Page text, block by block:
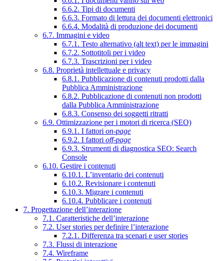
6.6.2. Tipi di documenti
6.6.3. Formato di lettura dei documenti elettronici
6.6.4. Modalità di produzione dei documenti
6.7. Immagini e video
6.7.1. Testo alternativo (alt text) per le immagini
6.7.2. Sottotitoli per i video
6.7.3. Trascrizioni per i video
6.8. Proprietà intellettuale e privacy
6.8.1. Pubblicazione di contenuti prodotti dalla
Pubblica Amministrazione
6.8.2. Pubblicazione di contenuti non prodotti
dalla Pubblica Amministrazione
6.8.3. Consenso dei soggetti ritratti
6.9. Ottimizzazione per i motori di ricerca (SEO)
6.9.1. I fattori on-page
6.9.2. I fattori off-page
6.9.3. Strumenti di diagnostica SEO: Search
Console
6.10. Gestire i contenuti
6.10.1. L’inventario dei contenuti
6.10.2. Revisionare i contenuti
6.10.3. Migrare i contenuti
6.10.4. Pubblicare i contenuti
7. Progettazione dell’interazione
7.1. Caratteristiche dell’interazione
7.2. User stories per definire l’interazione
7.2.1. Differenza tra scenari e user stories
7.3. Flussi di interazione
7.4. Wireframe